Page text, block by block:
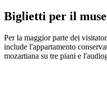
Biglietti per il
Per la maggior parte dei
include l'appartamento
mozartiana su tre piani e